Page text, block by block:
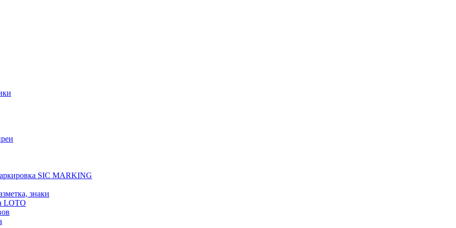
SIC MARKING
знаки
LOTO